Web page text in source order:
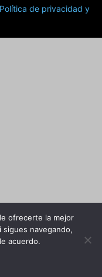
Política de privacidad y
ofrecerte la mejor
navegando,
acuerdo.